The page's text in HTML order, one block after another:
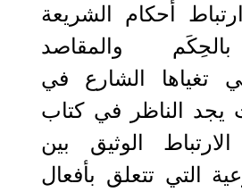
أحكام الشريعة
بالحِكَم والمقاصد
تغياها الشارع في
يجد الناظر في كتاب
الوثيق بين
التي تتعلق بأفعال